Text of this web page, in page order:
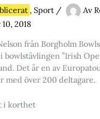
, Sport/ Av
2018
från Borgholm
bowlstävlingen ”Irish
Det är en av
med över 200 deltagare.
i korthet